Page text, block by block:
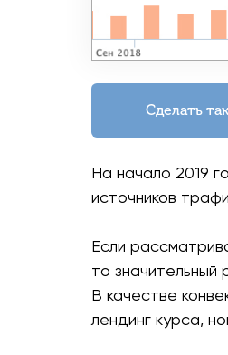
Сделать
На начало 2019
источников
Если
то
В качестве
лендинг курса,